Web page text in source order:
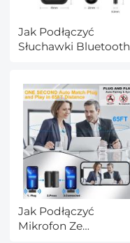
Jak Podłączyć
Słuchawki Bluetooth
Jak Podłączyć
Mikrofon Ze